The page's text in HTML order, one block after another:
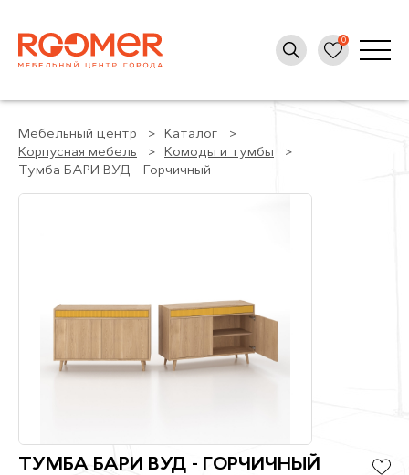
Мебельный центр
Каталог
Корпусная мебель
Комоды и тумбы
Тумба БАРИ ВУД - Горчичный
ТУМБА БАРИ ВУД - ГОРЧИЧНЫЙ